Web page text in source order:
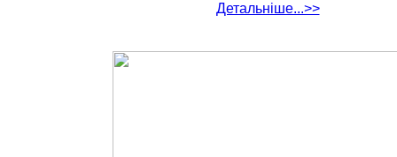
Детальніше...>>